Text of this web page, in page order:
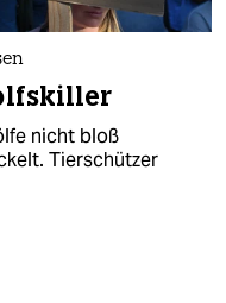
nicht bloß
Tierschützer